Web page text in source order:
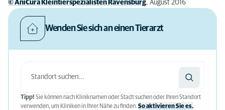
© AniCura Kleintierspezialisten Ravensburg, August 2016
Wenden Sie sich an einen Tierarzt
Tipp! Sie können nach Kliniknamen oder Stadt suchen oder Ihren Standort
verwenden, um Kliniken in Ihrer Nähe zu finden. So aktivieren Sie es.